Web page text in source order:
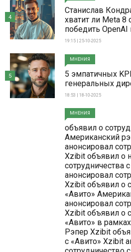
Станислав
хватит ли Meta 8
победить
19:15 | 25-10-2025
4
МНЕНИЯ
5 эмпатичных
генеральных
18:53 | 18-10-2025
5
МНЕНИЯ
объявил о
Американский
анонсировал
Xzibit объявил о
сотрудничества
анонсировал
Xzibit объявил о
«Авито»
анонсировал
Xzibit объявил о
«Авито» в
Рэпер Xzibit
с «Авито» Xzibit